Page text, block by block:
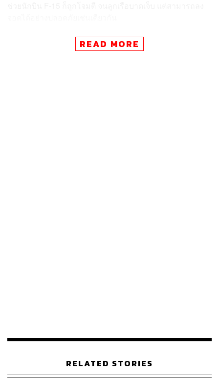
การตั้งค่าหัวและเงินรางวัล
เปลี่ยนสำคัญ’ ที่แสดงให้เห็นว่ากองทัพสหรัฐฯ ยังคงเผชิญกับ
READ MORE
RELATED STORIES